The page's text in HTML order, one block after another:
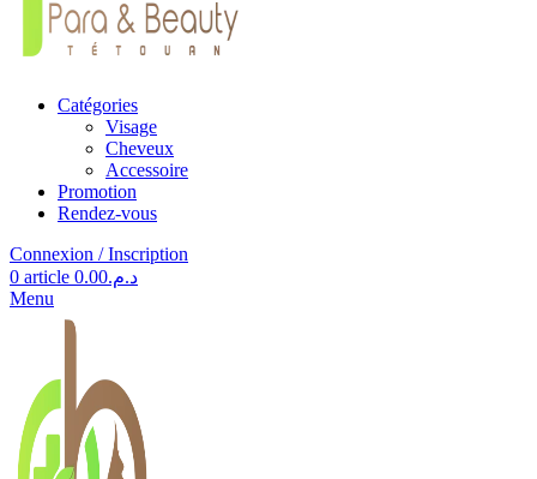
Catégories
Visage
Cheveux
Accessoire
Promotion
Rendez-vous
Connexion / Inscription
0 article د.م.0.00
Menu